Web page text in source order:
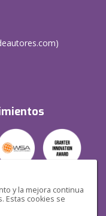
y la mejora continua
Estas cookies se
)